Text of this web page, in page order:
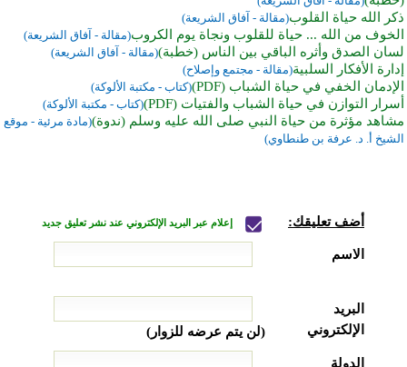
ذكر الله حياة القلوب(مقالة - آفاق الشريعة)
الخوف من الله ... حياة للقلوب ونجاة يوم الكروب(مقالة - آفاق الشريعة)
لسان الصدق وأثره الباقي بين الناس (خطبة)(مقالة - آفاق الشريعة)
إدارة الأفكار السلبية(مقالة - مجتمع وإصلاح)
الإدمان الخفي في حياة الشباب (PDF) (كتاب - مكتبة الألوكة)
أسرار التوازن في حياة الشباب والفتيات (PDF) (كتاب - مكتبة الألوكة)
مشاهد مؤثرة من حياة النبي صلى الله عليه وسلم (ندوة)(مادة مرئية - موقع
الشيخ أ. د. عرفة بن طنطاوي)
أضف تعليقك: إعلام عبر البريد الإلكتروني عند نشر تعليق جديد
الاسم
البريد
الإلكتروني
(لن يتم عرضه للزوار)
الدولة